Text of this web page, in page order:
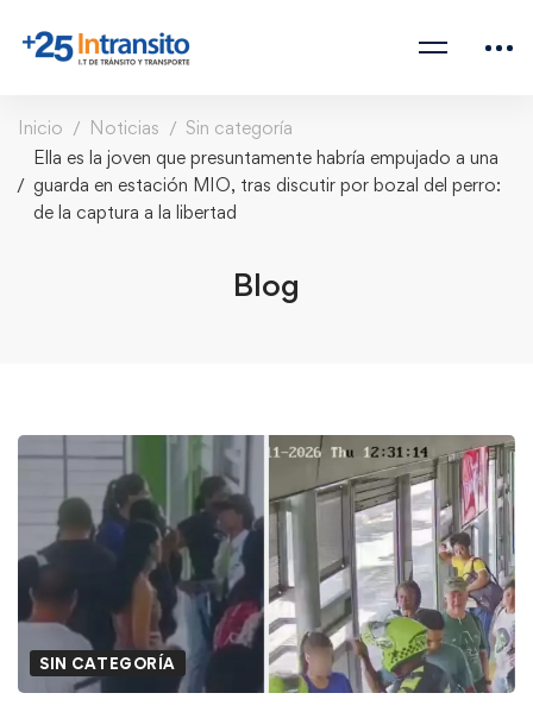
Inicio Noticias
Sin categoría
Ella es la joven que presuntamente habría empujado a una
guarda en estación MIO, tras discutir por bozal del perro:
de la captura a la libertad
Blog
SIN CATEGORÍA